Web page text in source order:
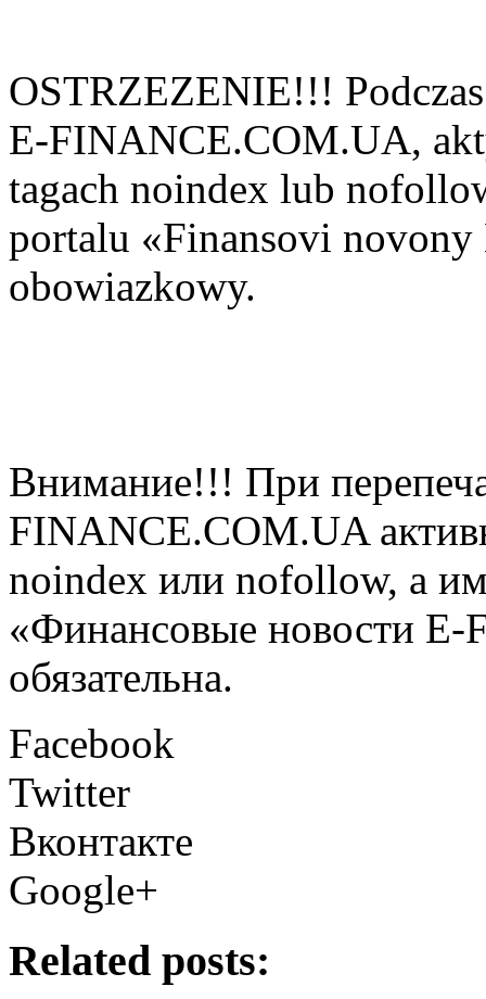
OSTRZEZENIE!!!
E-FINANCE.COM.UA,
tagach noindex lub
portalu «Finansovi
obowiazkowy.
Внимание!!! При
FINANCE.COM.UA
noindex или nofollow, а
«Финансовые новости
обязательна.
Facebook
Twitter
Вконтакте
Google+
Related posts: